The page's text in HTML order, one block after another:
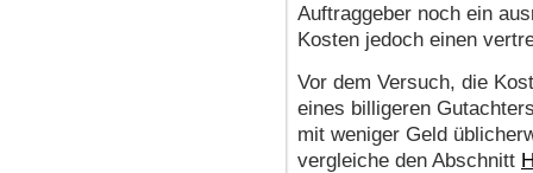
Auftraggeber noch ein
Kosten jedoch einen
Vor dem Versuch, die
eines billigeren
mit weniger Geld
vergleiche den Abschnitt